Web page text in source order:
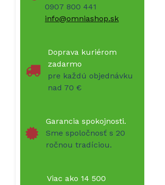
0907 800 441
info@omniashop.sk
Doprava kuriérom
zadarmo
pre každú objednávku
nad 70 €
Garancia spokojnosti.
Sme spoločnosť s 20
ročnou tradíciou.
Viac ako 14 500